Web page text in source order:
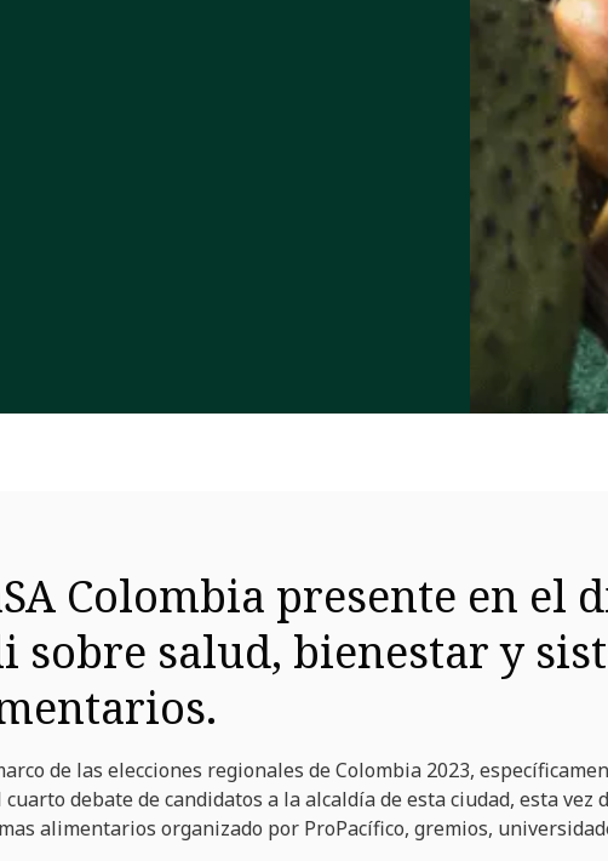
Colombia presente en el
sobre salud, bienestar y
de las elecciones regionales de Colombia 2023,
debate de candidatos a la alcaldía de esta ciudad, esta
alimentarios organizado por ProPacífico, gremios,